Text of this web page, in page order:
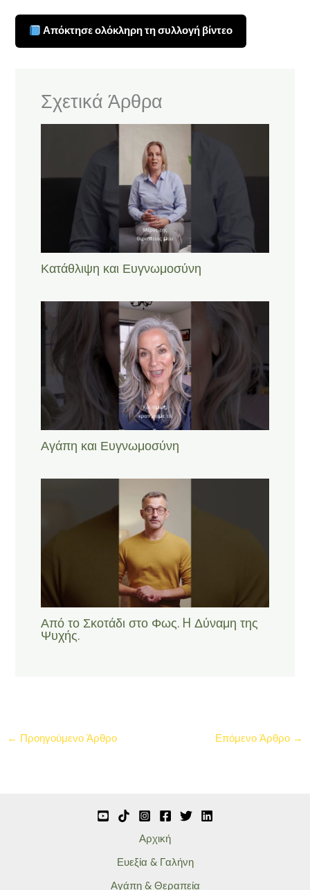
Απόκτησε ολόκληρη τη συλλογή βίντεο
Σχετικά Άρθρα
Κατάθλιψη και Ευγνωμοσύνη
Αγάπη και Ευγνωμοσύνη
Από το Σκοτάδι στο Φως. H Δύναμη της
Ψυχής.
← Προηγούμενο Άρθρο Επόμενο Άρθρο →
Αρχική
Ευεξία & Γαλήνη
Αγάπη & Θεραπεία